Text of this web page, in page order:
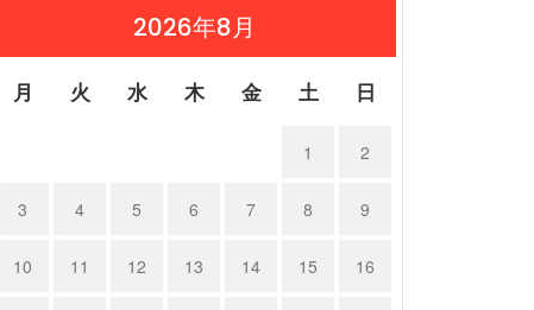
2026年8月
月 火 水 木 金 土 日
1 2
3 4 5 6 7 8 9
10 11 12 13 14 15 16